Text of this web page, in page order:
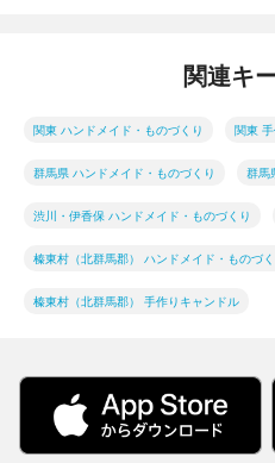
関連キ
関東 ハンドメイド・ものづくり 関東
群馬県 ハンドメイド・ものづくり 群馬
渋川・伊香保 ハンドメイド・ものづくり
榛東村（北群馬郡） ハンドメイド・ものづ
榛東村（北群馬郡） 手作りキャンドル